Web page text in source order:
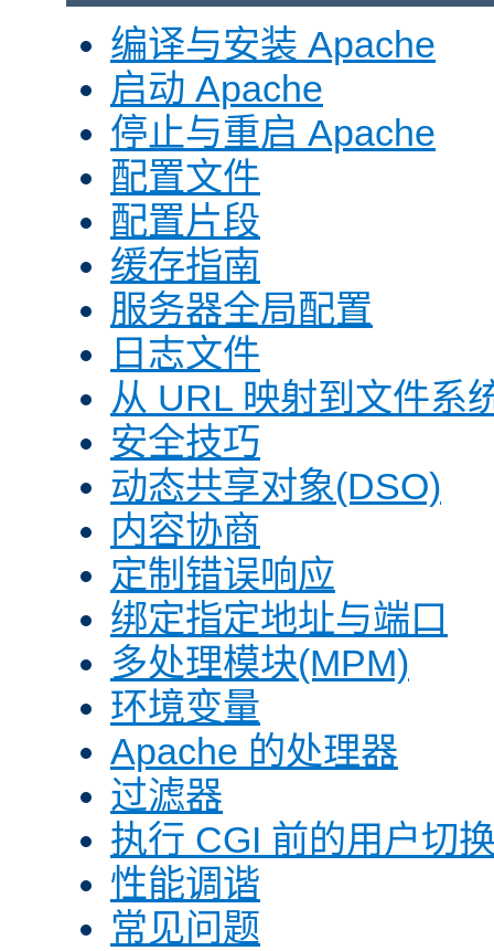
编译与安装 Apache
启动 Apache
停止与重启 Apache
配置文件
配置片段
缓存指南
服务器全局配置
日志文件
从 URL 映射到文件系
安全技巧
动态共享对象(DSO)
内容协商
定制错误响应
绑定指定地址与端口
多处理模块(MPM)
环境变量
Apache 的处理器
过滤器
执行 CGI 前的用户切
性能调谐
常见问题